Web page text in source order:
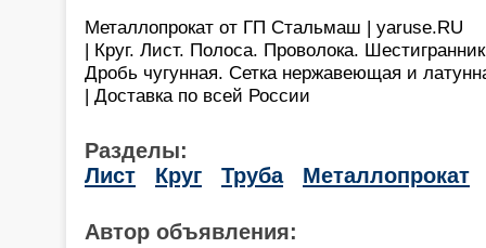
Металлопрокат от ГП Стальмаш | yaruse.RU
| Круг. Лист. Полоса. Проволока.
Дробь чугунная. Сетка нержавеющая и
| Доставка по всей России
Разделы:
Лист
Круг Труба Металлопрокат
Автор объявления: